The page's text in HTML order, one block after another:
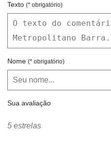
CINEMARK
CITY SHOES
COLCHÕES BOTAFOGO
COLOMBO
CREPS
Texto (* obrigatório)
Nome (* obrigatório)
Sua avaliação
5 estrelas